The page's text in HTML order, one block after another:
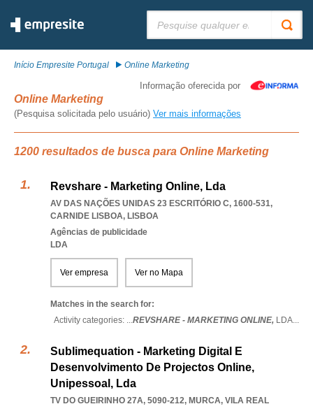
Início Empresite Portugal Online Marketing
Informação oferecida por
Online Marketing
(Pesquisa solicitada pelo usuário) Ver mais informações
1200 resultados de busca para Online Marketing
Revshare - Marketing Online, Lda
AV DAS NAÇÕES UNIDAS 23 ESCRITÓRIO C, 1600-531,
CARNIDE LISBOA, LISBOA
Agências de publicidade
LDA
Ver empresa Ver no Mapa
Matches in the search for:
Activity categories: ...REVSHARE - MARKETING ONLINE, LDA...
Sublimequation - Marketing Digital E
Desenvolvimento De Projectos Online,
Unipessoal, Lda
TV DO GUEIRINHO 27A, 5090-212, MURCA, VILA REAL